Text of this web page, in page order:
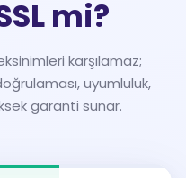
mi?
karşılamaz;
uyumluluk,
garanti sunar.